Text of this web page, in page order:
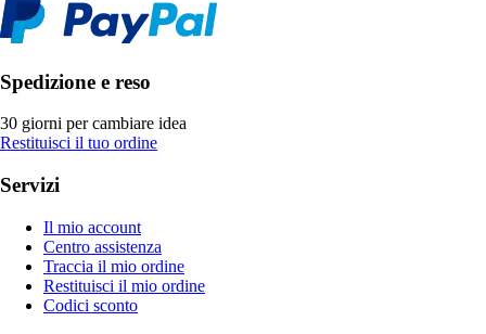
Spedizione e reso
30 giorni per cambiare idea
Restituisci il tuo ordine
Servizi
Il mio account
Centro assistenza
Traccia il mio ordine
Restituisci il mio ordine
Codici sconto